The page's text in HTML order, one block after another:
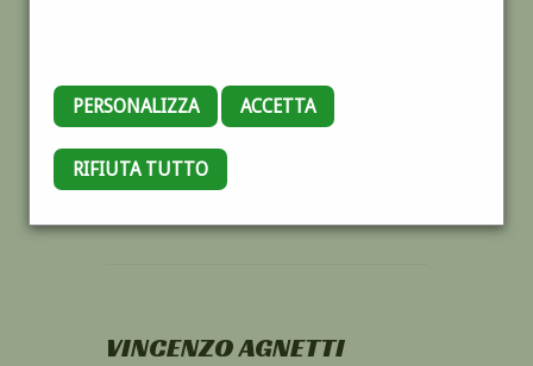
PERSONALIZZA ACCETTA
RIFIUTA TUTTO
VINCENZO AGNETTI